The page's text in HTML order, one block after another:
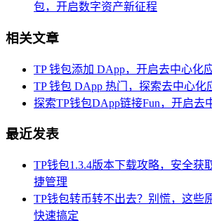
包，开启数字资产新征程
相关文章
TP 钱包添加 DApp，开启去中心化
TP 钱包 DApp 热门，探索去中心化
探索TP钱包DApp链接Fun，开启去
最近发表
TP钱包1.3.4版本下载攻略，安全获
捷管理
TP钱包转币转不出去？别慌，这些
快速搞定